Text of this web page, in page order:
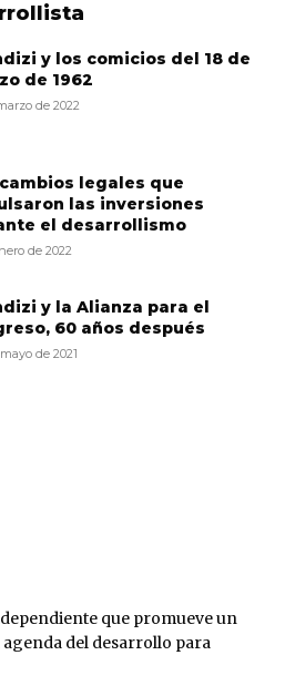
y los comicios del 18 de
de 1962
de 2022
legales que
las inversiones
el desarrollismo
de 2022
y la Alianza para el
60 años después
de 2021
que promueve un
del desarrollo para